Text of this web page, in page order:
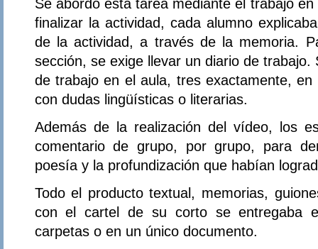
finalizar la actividad, cada alumno
de la actividad, a través de la memoria.
sección, se exige llevar un diario de
de trabajo en el aula, tres exactamente,
con dudas lingüísticas o literarias.
Además de la realización del vídeo, los
comentario de grupo, por grupo, para
poesía y la profundización que habían
Todo el producto textual, memorias,
con el cartel de su corto se entregaba
carpetas o en un único documento.